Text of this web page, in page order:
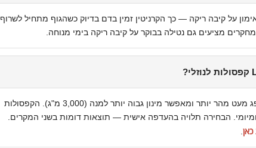
לפני האימון על קיבה ריקה — כך הקרניטין זמין בדם בדיוק כשהגוף מתחיל לשרוף
מציעים גם נטילה בבוקר על קיבה ריקה בימי מנוחה.
שניהם אפקטיביים. הנוזלי נספג מעט מהר יותר ומאפשר מינון גבוה יותר למנה (3,000 מ"ג). הקפסולות
הבחירה תלויה בהעדפה אישית — תוצאות דומות בשני המקרים.